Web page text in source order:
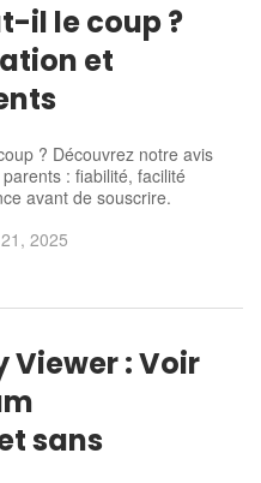
il le coup ?
et
? Découvrez notre avis
: fiabilité, facilité
avant de souscrire.
2025
Viewer : Voir
sans